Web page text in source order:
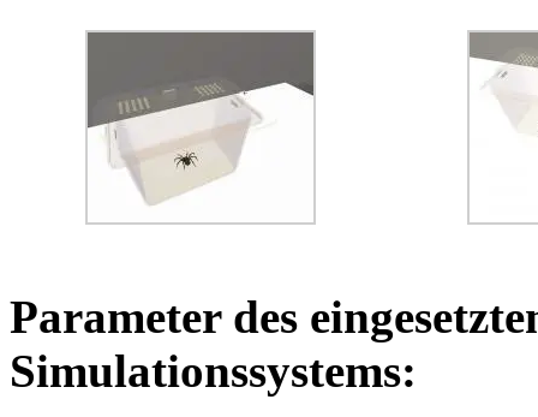
Parameter des
Simulationssystems: